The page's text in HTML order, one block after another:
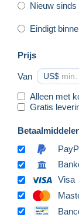
Nieuw sinds
Eindigt
Prijs
Van US$
Alleen met
Gratis
Visa